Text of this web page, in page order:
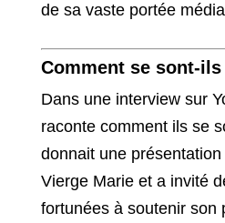
de sa vaste portée
Comment se sont-
Dans une interview sur
raconte comment ils se
donnait une
Vierge Marie et a invité
fortunées à soutenir son